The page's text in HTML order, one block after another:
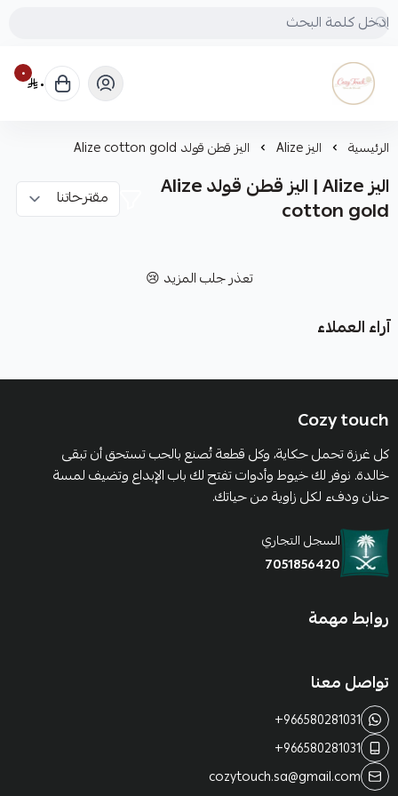
Cozy touch
٠ ٠
الرئيسية اليز Alize اليز قطن قولد Alize cotton gold
اليز Alize | اليز قطن قولد Alize
cotton gold
تعذر جلب المزيد 😢
آراء العملاء
Cozy touch
كل غرزة تحمل حكاية، وكل قطعة تُصنع بالحب تستحق أن تبقى
خالدة. نوفر لك خيوط وأدوات تفتح لك باب الإبداع وتضيف لمسة
حنان ودفء لكل زاوية من حياتك.
السجل التجاري
7051856420
روابط مهمة
تواصل معنا
+966580281031
+966580281031
cozytouch.sa@gmail.com